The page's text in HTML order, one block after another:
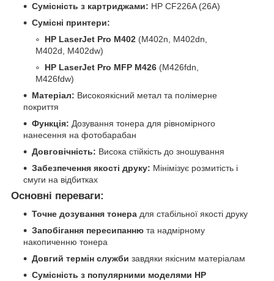
Сумісність з картриджами: HP CF226A (26A)
Сумісні принтери:
HP LaserJet Pro M402 (M402n, M402dn,
M402d, M402dw)
HP LaserJet Pro MFP M426 (M426fdn,
M426fdw)
Матеріал: Високоякісний метал та полімерне
покриття
Функція: Дозування тонера для рівномірного
нанесення на фотобарабан
Довговічність: Висока стійкість до зношування
Забезпечення якості друку: Мінімізує розмитість і
смуги на відбитках
Основні переваги:
Точне дозування тонера для стабільної якості друку
Запобігання пересипанню та надмірному
накопиченню тонера
Довгий термін служби завдяки якісним матеріалам
Сумісність з популярними моделями HP